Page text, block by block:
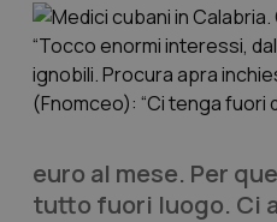
euro al mese. Per
tutto fuori luogo. Ci